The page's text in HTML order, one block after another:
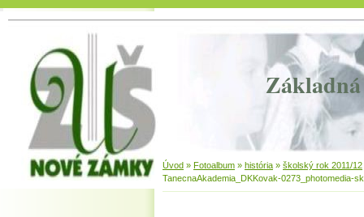
Základná
Úvod » Fotoalbum » história » školský rok 2011/12
TanecnaAkademia_DKKovak-0273_photomedia-sk